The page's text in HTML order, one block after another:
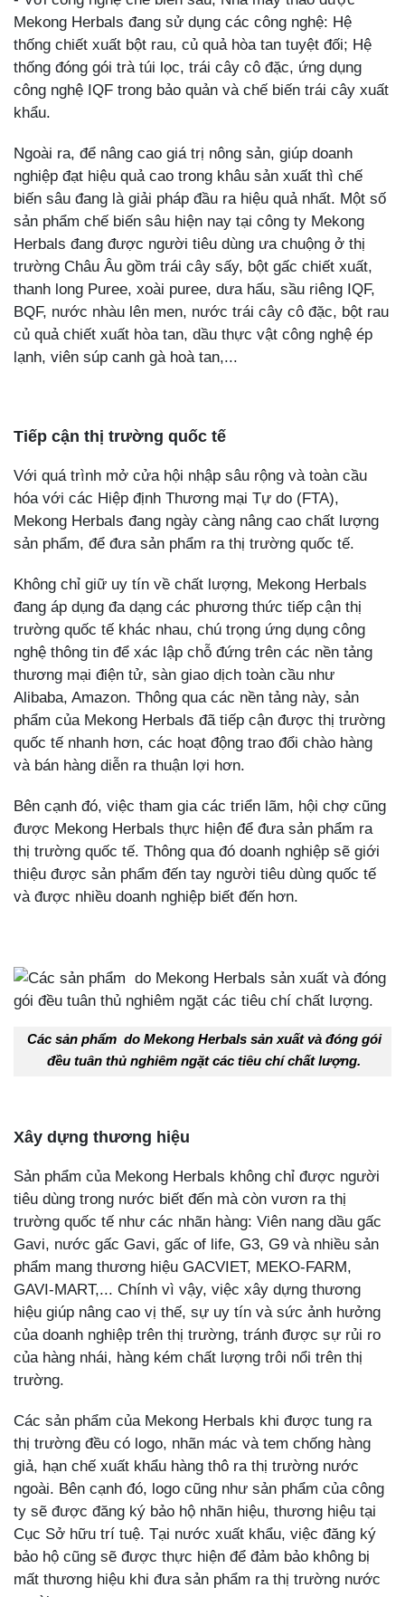
Mekong Herbals đang sử dụng các công nghệ: Hệ
thống chiết xuất bột rau, củ quả hòa tan tuyệt đối; Hệ
thống đóng gói trà túi lọc, trái cây cô đặc, ứng dụng
công nghệ IQF trong bảo quản và chế biến trái cây xuất
khẩu.
Ngoài ra, để nâng cao giá trị nông sản, giúp doanh
nghiệp đạt hiệu quả cao trong khâu sản xuất thì chế
biến sâu đang là giải pháp đầu ra hiệu quả nhất. Một số
sản phẩm chế biến sâu hiện nay tại công ty Mekong
Herbals đang được người tiêu dùng ưa chuộng ở thị
trường Châu Âu gồm trái cây sấy, bột gấc chiết xuất,
thanh long Puree, xoài puree, dưa hấu, sầu riêng IQF,
BQF, nước nhàu lên men, nước trái cây cô đặc, bột rau
củ quả chiết xuất hòa tan, dầu thực vật công nghệ ép
lạnh, viên súp canh gà hoà tan,...
Tiếp cận thị trường quốc tế
Với quá trình mở cửa hội nhập sâu rộng và toàn cầu
hóa với các Hiệp định Thương mại Tự do (FTA),
Mekong Herbals đang ngày càng nâng cao chất lượng
sản phẩm, để đưa sản phẩm ra thị trường quốc tế.
Không chỉ giữ uy tín về chất lượng, Mekong Herbals
đang áp dụng đa dạng các phương thức tiếp cận thị
trường quốc tế khác nhau, chú trọng ứng dụng công
nghệ thông tin để xác lập chỗ đứng trên các nền tảng
thương mại điện tử, sàn giao dịch toàn cầu như
Alibaba, Amazon. Thông qua các nền tảng này, sản
phẩm của Mekong Herbals đã tiếp cận được thị trường
quốc tế nhanh hơn, các hoạt động trao đổi chào hàng
và bán hàng diễn ra thuận lợi hơn.
Bên cạnh đó, việc tham gia các triển lãm, hội chợ cũng
được Mekong Herbals thực hiện để đưa sản phẩm ra
thị trường quốc tế. Thông qua đó doanh nghiệp sẽ giới
thiệu được sản phẩm đến tay người tiêu dùng quốc tế
và được nhiều doanh nghiệp biết đến hơn.
Các sản phẩm do Mekong Herbals sản xuất và đóng gói
đều tuân thủ nghiêm ngặt các tiêu chí chất lượng.
Xây dựng thương hiệu
Sản phẩm của Mekong Herbals không chỉ được người
tiêu dùng trong nước biết đến mà còn vươn ra thị
trường quốc tế như các nhãn hàng: Viên nang dầu gấc
Gavi, nước gấc Gavi, gấc of life, G3, G9 và nhiều sản
phẩm mang thương hiệu GACVIET, MEKO-FARM,
GAVI-MART,... Chính vì vậy, việc xây dựng thương
hiệu giúp nâng cao vị thế, sự uy tín và sức ảnh hưởng
của doanh nghiệp trên thị trường, tránh được sự rủi ro
của hàng nhái, hàng kém chất lượng trôi nổi trên thị
trường.
Các sản phẩm của Mekong Herbals khi được tung ra
thị trường đều có logo, nhãn mác và tem chống hàng
giả, hạn chế xuất khẩu hàng thô ra thị trường nước
ngoài. Bên cạnh đó, logo cũng như sản phẩm của công
ty sẽ được đăng ký bảo hộ nhãn hiệu, thương hiệu tại
Cục Sở hữu trí tuệ. Tại nước xuất khẩu, việc đăng ký
bảo hộ cũng sẽ được thực hiện để đảm bảo không bị
mất thương hiệu khi đưa sản phẩm ra thị trường nước